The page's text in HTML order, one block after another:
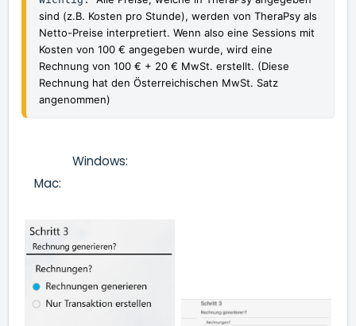
sind (z.B. Kosten pro Stunde), werden von TheraPsy als
Netto-Preise interpretiert. Wenn also eine Sessions mit
Kosten von 100 € angegeben wurde, wird eine
Rechnung von 100 € + 20 € MwSt. erstellt. (Diese
Rechnung hat den Österreichischen MwSt. Satz
angenommen)
Windows:
Mac: